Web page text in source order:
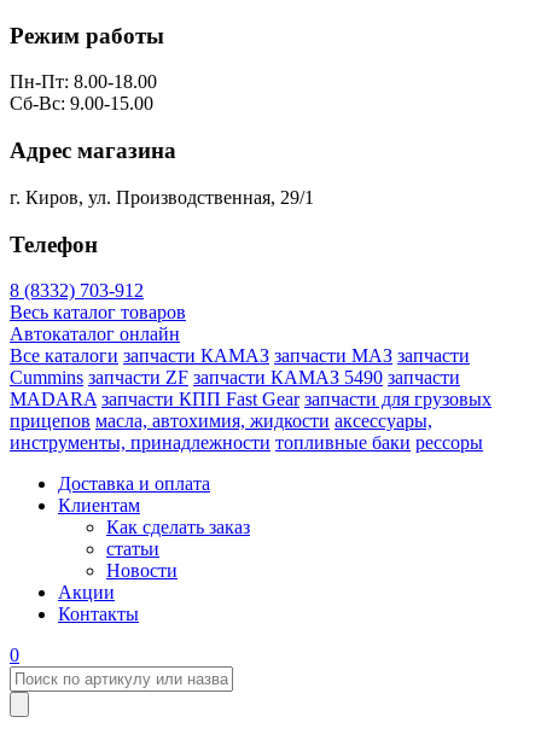
Режим работы
Пн-Пт: 8.00-18.00
Сб-Вс: 9.00-15.00
Адрес магазина
г. Киров, ул. Производственная, 29/1
Телефон
8 (8332) 703-912
Весь каталог товаров
Автокаталог онлайн
Все каталоги запчасти КАМАЗ запчасти МАЗ запчасти
Cummins запчасти ZF запчасти КАМАЗ 5490 запчасти
MADARA запчасти КПП Fast Gear запчасти для грузовых
прицепов масла, автохимия, жидкости аксессуары,
инструменты, принадлежности топливные баки рессоры
Доставка и оплата
Клиентам
Как сделать заказ
статьи
Новости
Акции
Контакты
0